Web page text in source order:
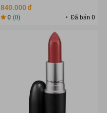
840.000 đ
0 (0) Đã bán 0